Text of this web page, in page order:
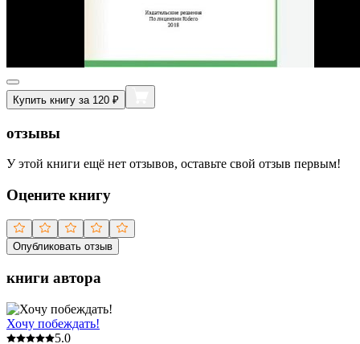
Купить книгу за 120 ₽
отзывы
У этой книги ещё нет отзывов, оставьте свой отзыв первым!
Оцените книгу
Опубликовать отзыв
книги автора
Хочу побеждать!
5.0